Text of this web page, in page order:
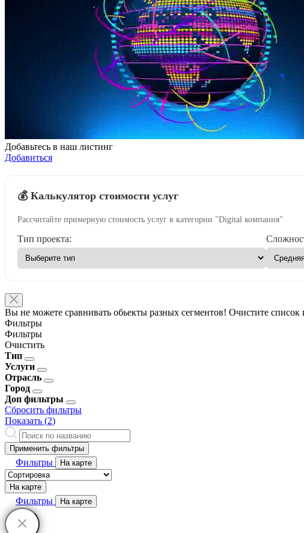
Добавьтесь в наш листинг
Добавиться
💰 Калькулятор стоимости услуг
Рассчитайте примерную стоимость услуг в категории "Digital компания"
Тип проекта:
Вы не можете сравнивать обьекты разных сегментов! Очистите список
Фильтры
Фильтры
Очистить
Тип
Услуги
Отрасль
Город
Доп фильтры
Сбросить фильтры
Показать (2)
Применить фильтры
Фильтры На карте
На карте
Фильтры На карте